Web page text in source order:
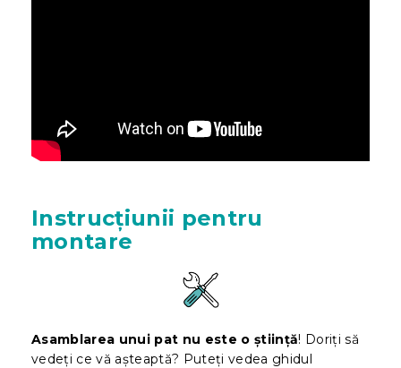
Instrucțiunii pentru
montare
Asamblarea unui pat nu este o știință! Doriți să
vedeți ce vă așteaptă? Puteți vedea ghidul